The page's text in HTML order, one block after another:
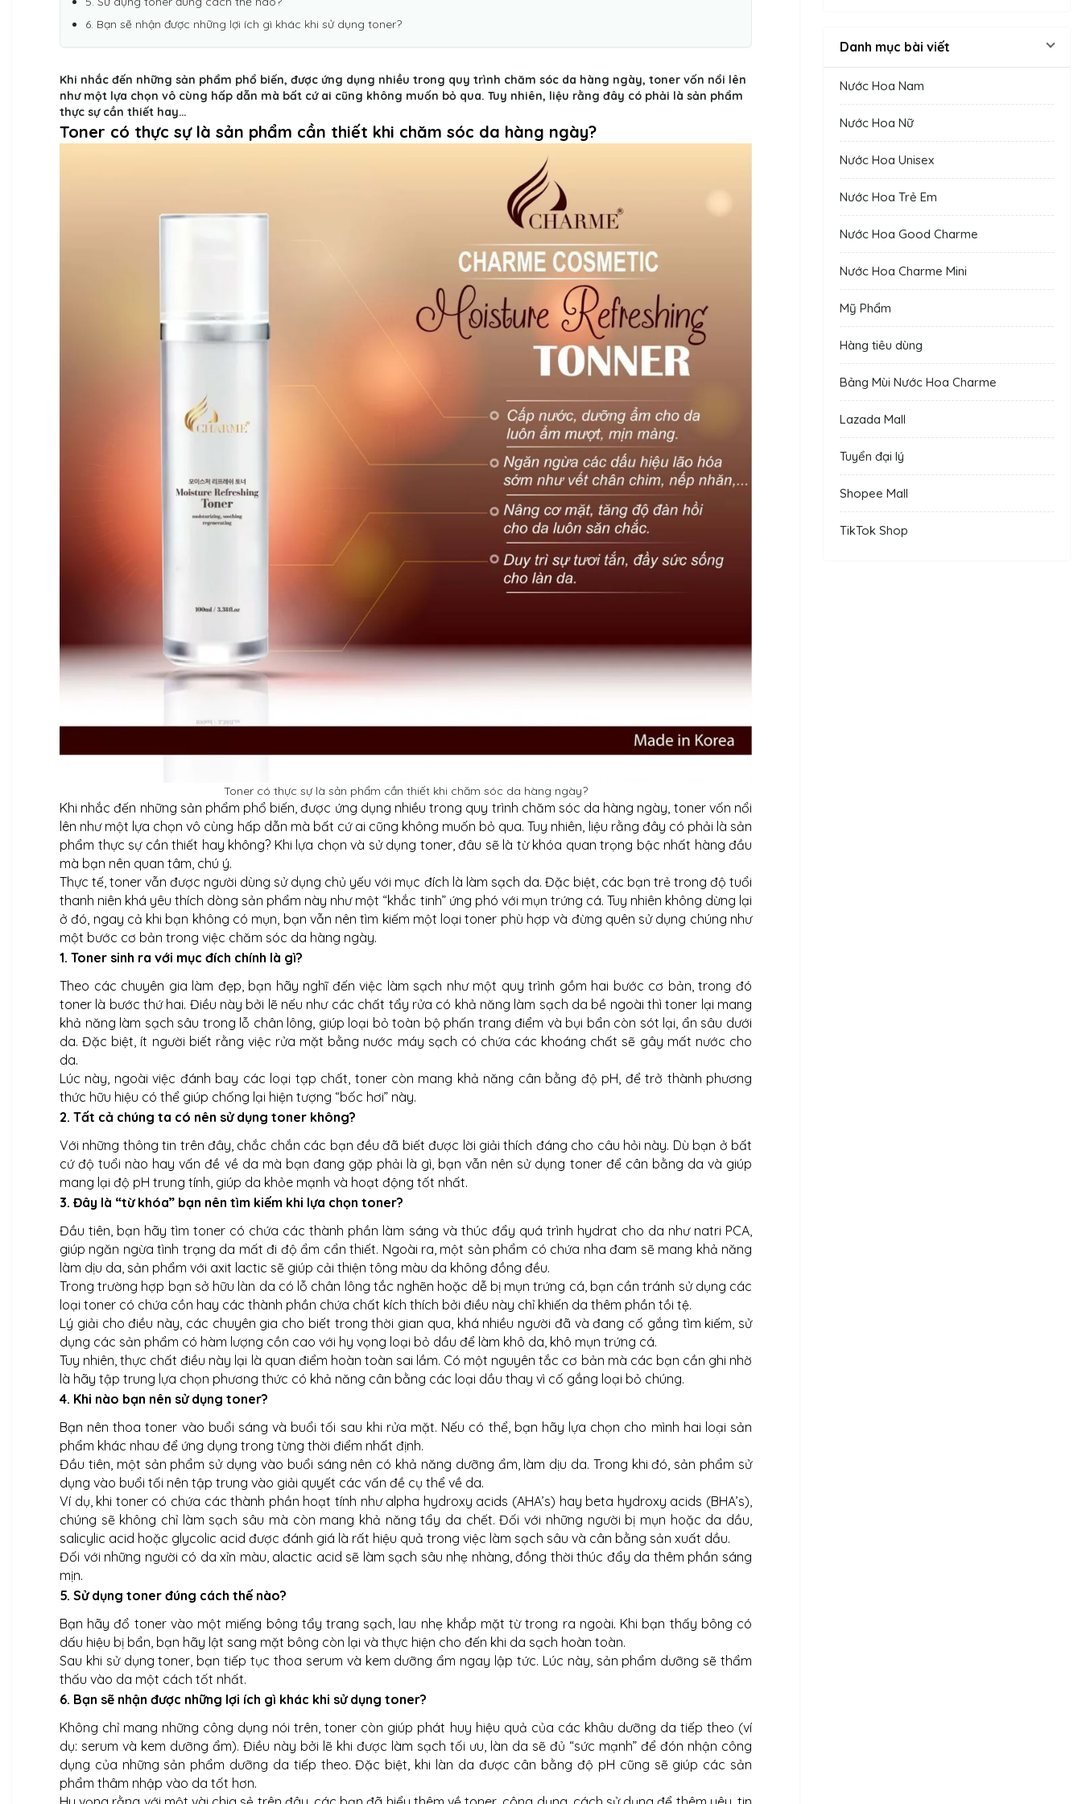
6. Bạn sẽ nhận được những lợi ích gì khác khi sử dụng toner?
Khi nhắc đến những sản phẩm phổ biến, được ứng dụng nhiều trong quy trình chăm sóc da hàng ngày, toner vốn nổi lên
như một lựa chọn vô cùng hấp dẫn mà bất cứ ai cũng không muốn bỏ qua. Tuy nhiên, liệu rằng đây có phải là sản phẩm
thực sự cần thiết hay…
Toner có thực sự là sản phẩm cần thiết khi chăm sóc da hàng ngày?
Toner có thực sự là sản phẩm cần thiết khi chăm sóc da hàng ngày?
Khi nhắc đến những sản phẩm phổ biến, được ứng dụng nhiều trong quy trình chăm sóc da hàng ngày, toner vốn nổi
lên như một lựa chọn vô cùng hấp dẫn mà bất cứ ai cũng không muốn bỏ qua. Tuy nhiên, liệu rằng đây có phải là sản
phẩm thực sự cần thiết hay không? Khi lựa chọn và sử dụng toner, đâu sẽ là từ khóa quan trọng bậc nhất hàng đầu
mà bạn nên quan tâm, chú ý.
Thực tế, toner vẫn được người dùng sử dụng chủ yếu với mục đích là làm sạch da. Đặc biệt, các bạn trẻ trong độ tuổi
thanh niên khá yêu thích dòng sản phẩm này như một “khắc tinh” ứng phó với mụn trứng cá. Tuy nhiên không dừng lại
ở đó, ngay cả khi bạn không có mụn, bạn vẫn nên tìm kiếm một loại toner phù hợp và đừng quên sử dụng chúng như
một bước cơ bản trong việc chăm sóc da hàng ngày.
1. Toner sinh ra với mục đích chính là gì?
Theo các chuyên gia làm đẹp, bạn hãy nghĩ đến việc làm sạch như một quy trình gồm hai bước cơ bản, trong đó
toner là bước thứ hai. Điều này bởi lẽ nếu như các chất tẩy rửa có khả năng làm sạch da bề ngoài thì toner lại mang
khả năng làm sạch sâu trong lỗ chân lông, giúp loại bỏ toàn bộ phấn trang điểm và bụi bẩn còn sót lại, ẩn sâu dưới
da. Đặc biệt, ít người biết rằng việc rửa mặt bằng nước máy sạch có chứa các khoáng chất sẽ gây mất nước cho
da.
Lúc này, ngoài việc đánh bay các loại tạp chất, toner còn mang khả năng cân bằng độ pH, để trở thành phương
thức hữu hiệu có thể giúp chống lại hiện tượng “bốc hơi” này.
2. Tất cả chúng ta có nên sử dụng toner không?
Với những thông tin trên đây, chắc chắn các bạn đều đã biết được lời giải thích đáng cho câu hỏi này. Dù bạn ở bất
cứ độ tuổi nào hay vấn đề về da mà bạn đang gặp phải là gì, bạn vẫn nên sử dụng toner để cân bằng da và giúp
mang lại độ pH trung tính, giúp da khỏe mạnh và hoạt động tốt nhất.
3. Đây là “từ khóa” bạn nên tìm kiếm khi lựa chọn toner?
Đầu tiên, bạn hãy tìm toner có chứa các thành phần làm sáng và thúc đẩy quá trình hydrat cho da như natri PCA,
giúp ngăn ngừa tình trạng da mất đi độ ẩm cẩn thiết. Ngoài ra, một sản phẩm có chứa nha đam sẽ mang khả năng
làm dịu da, sản phẩm với axit lactic sẽ giúp cải thiện tông màu da không đồng đều.
Trong trường hợp bạn sở hữu làn da có lỗ chân lông tắc nghẽn hoặc dễ bị mụn trứng cá, bạn cần tránh sử dụng các
loại toner có chứa cồn hay các thành phần chứa chất kích thích bởi điều này chỉ khiến da thêm phần tồi tệ.
Lý giải cho điều này, các chuyên gia cho biết trong thời gian qua, khá nhiều người đã và đang cố gắng tìm kiếm, sử
dụng các sản phẩm có hàm lượng cồn cao với hy vọng loại bỏ dầu để làm khô da, khô mụn trứng cá.
Tuy nhiên, thực chất điều này lại là quan điểm hoàn toàn sai lầm. Có một nguyên tắc cơ bản mà các bạn cần ghi nhờ
là hãy tập trung lựa chọn phương thức có khả năng cân bằng các loại dầu thay vì cố gắng loại bỏ chúng.
4. Khi nào bạn nên sử dụng toner?
Bạn nên thoa toner vào buổi sáng và buổi tối sau khi rửa mặt. Nếu có thể, bạn hãy lựa chọn cho mình hai loại sản
phẩm khác nhau để ứng dụng trong từng thời điểm nhất định.
Đầu tiên, một sản phẩm sử dụng vào buổi sáng nên có khả năng dưỡng ẩm, làm dịu da. Trong khi đó, sản phẩm sử
dụng vào buổi tối nên tập trung vào giải quyết các vấn đề cụ thể về da.
Ví dụ, khi toner có chứa các thành phần hoạt tính như alpha hydroxy acids (AHA’s) hay beta hydroxy acids (BHA’s),
chúng sẽ không chỉ làm sạch sâu mà còn mang khả năng tẩy da chết. Đối với những người bị mụn hoặc da dầu,
salicylic acid hoặc glycolic acid được đánh giá là rất hiệu quả trong việc làm sạch sâu và cân bằng sản xuất dầu.
Đối với những người có da xỉn màu, alactic acid sẽ làm sạch sâu nhẹ nhàng, đồng thời thúc đẩy da thêm phần sáng
mịn.
5. Sử dụng toner đúng cách thế nào?
Bạn hãy đổ toner vào một miếng bông tẩy trang sạch, lau nhẹ khắp mặt từ trong ra ngoài. Khi bạn thấy bông có
dấu hiệu bị bẩn, bạn hãy lật sang mặt bông còn lại và thực hiện cho đến khi da sạch hoàn toàn.
Sau khi sử dụng toner, bạn tiếp tục thoa serum và kem dưỡng ẩm ngay lập tức. Lúc này, sản phẩm dưỡng sẽ thẩm
thấu vào da một cách tốt nhất.
6. Bạn sẽ nhận được những lợi ích gì khác khi sử dụng toner?
Không chỉ mang những công dụng nói trên, toner còn giúp phát huy hiệu quả của các khâu dưỡng da tiếp theo (ví
dụ: serum và kem dưỡng ẩm). Điều này bởi lẽ khi được làm sạch tối ưu, làn da sẽ đủ “sức mạnh” để đón nhận công
dụng của những sản phẩm dưỡng da tiếp theo. Đặc biệt, khi làn da được cân bằng độ pH cũng sẽ giúp các sản
phẩm thâm nhập vào da tốt hơn.
Danh mục bài viết
Nước Hoa Nam
Nước Hoa Nữ
Nước Hoa Unisex
Nước Hoa Trẻ Em
Nước Hoa Good Charme
Nước Hoa Charme Mini
Mỹ Phẩm
Hàng tiêu dùng
Bảng Mùi Nước Hoa Charme
Lazada Mall
Tuyển đại lý
Shopee Mall
TikTok Shop